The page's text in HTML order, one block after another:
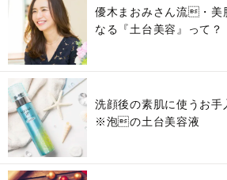
優木まおみさん流・美
なる『土台美容』って？
洗顔後の素肌に使うお
※泡の土台美容液